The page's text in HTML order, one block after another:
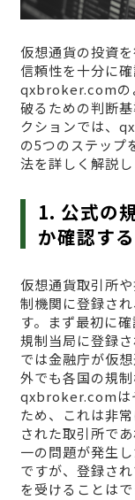
仮想通貨の投資
信頼性を十分に確
qxbroker.comの
破るための判断
クションでは、
の5つのステップ
法を詳しく解説し
1. 公式の
か確認する
仮想通貨取引所
制機関に登録さ
す。まず最初に
規制当局に登録
では金融庁が仮
外でも各国の規
qxbroker.comは
ため、これは非
された取引所で
一の問題が発生
ですが、登録さ
を受けることはで